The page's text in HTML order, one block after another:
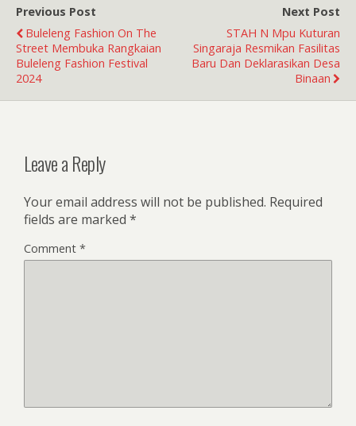
Previous Post
Buleleng Fashion On The
Street Membuka Rangkaian
Buleleng Fashion Festival
2024
Next Post
STAH N Mpu Kuturan
Singaraja Resmikan Fasilitas
Baru Dan Deklarasikan Desa
Binaan
Leave a Reply
Your email address will not be published. Required
fields are marked *
Comment *